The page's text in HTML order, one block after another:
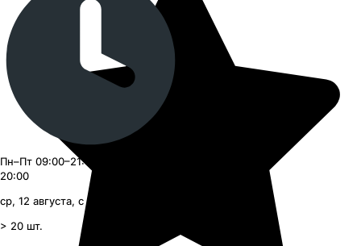
Пн–Пт 09:00–21:00, Сб–Вс 09:00–
20:00
ср, 12 августа, с 09:00
> 20 шт.